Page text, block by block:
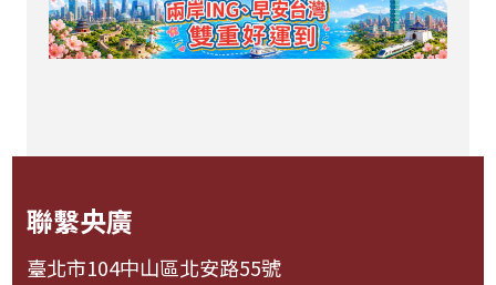
聯繫央廣
臺北市104中山區北安路55號